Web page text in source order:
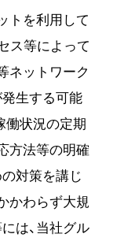
トを利用して
ス等によって
ネットワーク
生する可能
働状況の定期
方法等の明確
対策を講じ
かわらず大規
は、当社グル